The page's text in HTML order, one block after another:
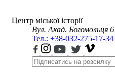
Центр міської історії
Вул. Акад. Богомольця 6
Тел.: +38-032-275-17-34